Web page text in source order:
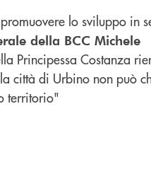
lo sviluppo in
della BCC Michele
Principessa Costanza
città di Urbino non può
territorio"